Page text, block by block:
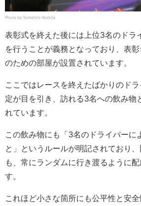
Photo by Tomohiro Yoshita
表彰式を終えた後には上位3名のドラ
を行うことが義務となっており、表
のための部屋が設置されています。
ここではレースを終えたばかりのド
定が目を引き、訪れる3名への飲み物
れています。
この飲み物にも「3名のドライバーに
と」というルールが明記されており
も、常にランダムに行き渡るように
す。
これほど小さな箇所にも公平性と安